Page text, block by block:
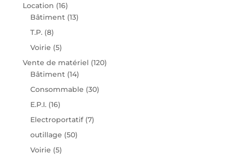
Location (16)
Bâtiment (13)
T.P. (8)
Voirie (5)
Vente de matériel (120)
Bâtiment (14)
Consommable (30)
E.P.I. (16)
Electroportatif (7)
outillage (50)
Voirie (5)